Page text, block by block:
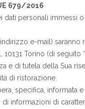
679/2016
personali
e-mail)
Torino (di
e di tutela della Sua
di ristorazione.
specifica,
informazioni di